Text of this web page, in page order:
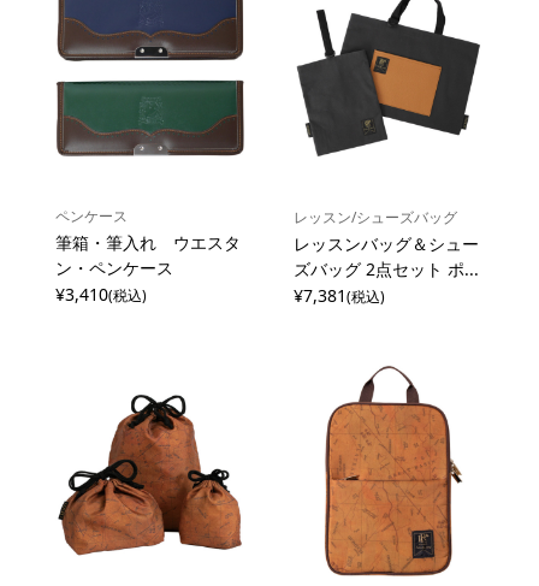
ペンケース
筆箱・筆入れ ウエスタ
ン・ペンケース
¥3,410(税込)
レッスン/シューズバッグ
レッスンバッグ＆シュー
ズバッグ 2点セット ポ...
¥7,381(税込)